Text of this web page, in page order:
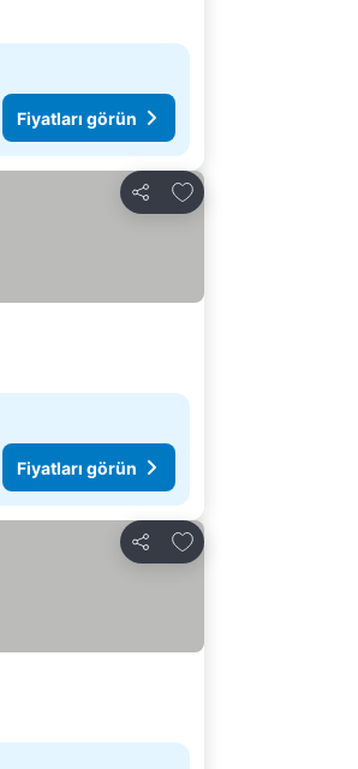
Fiyatları görün
Paylaş
Favorilerime ekle
Fiyatları görün
Paylaş
Favorilerime ekle